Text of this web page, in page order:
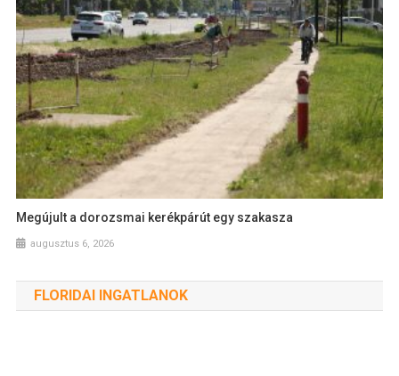
Megújult a dorozsmai kerékpárút egy szakasza
augusztus 6, 2026
FLORIDAI INGATLANOK